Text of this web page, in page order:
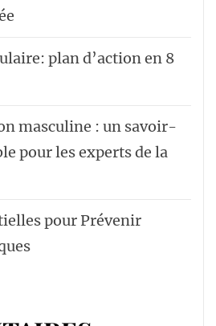
plan d’action en 8
masculine : un savoir-
pour les experts de la
pour Prévenir